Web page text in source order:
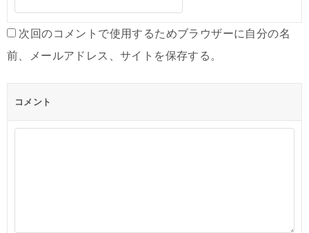
次回のコメントで使用するためブラウザーに自分の名
前、メールアドレス、サイトを保存する。
コメント